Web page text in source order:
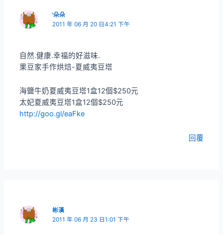
'朵朵
2011 年 06 月 20 日4:21 下午
自然.健康.幸福的好滋味.
果豆家手作烘焙-夏威夷豆塔
海鹽牛奶夏威夷豆塔1盒12個$250元
太妃夏威夷豆塔1盒12個$250元
http://goo.gl/eaFke
回覆
彬漢
2011 年 06 月 23 日1:01 下午